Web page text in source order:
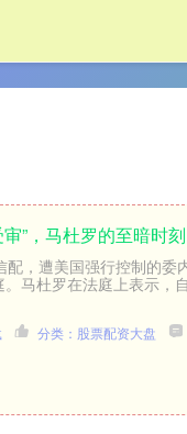
”，马杜罗的至暗时刻
配，遭美国强行控制的委
马杜罗在法庭上表示，
分类：股票配资大盘